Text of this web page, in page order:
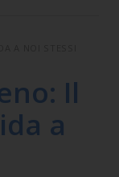
Il
a